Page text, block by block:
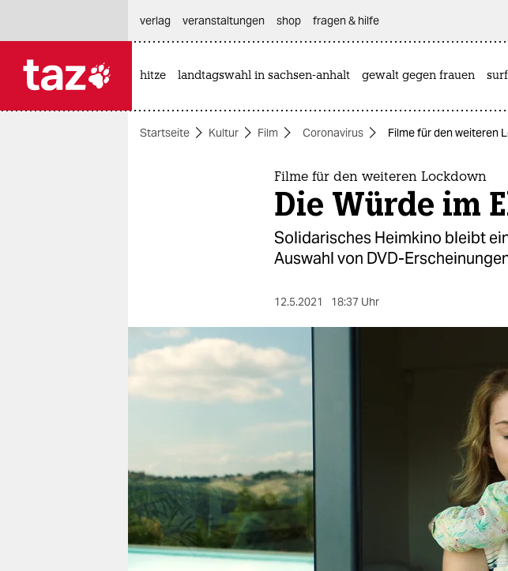
themen
berlin
nord
verlag
veranstaltungen
shop
verlag
veranstaltungen shop fragen & hilfe
hitze landtagswahl in sachsen-anhalt gewalt gegen frauen
Startseite Kultur Film Coronavirus Filme für den weiteren
Filme für den weiteren Lockdown
Die Würde im
Solidarisches Heimkino bleibt
Auswahl von DVD-
12.5.2021 18:37 Uhr